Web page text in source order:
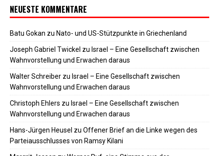
NEUESTE KOMMENTARE
Batu Gokan zu Nato- und US-Stützpunkte in Griechenland
Joseph Gabriel Twickel zu Israel – Eine Gesellschaft zwischen
Wahnvorstellung und Erwachen daraus
Walter Schreiber zu Israel – Eine Gesellschaft zwischen
Wahnvorstellung und Erwachen daraus
Christoph Ehlers zu Israel – Eine Gesellschaft zwischen
Wahnvorstellung und Erwachen daraus
Hans-Jürgen Heusel zu Offener Brief an die Linke wegen des
Parteiausschlusses von Ramsy Kilani